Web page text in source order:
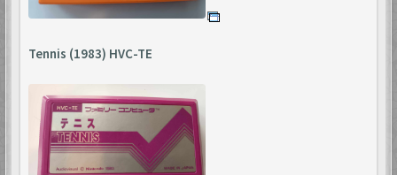
Tennis (1983) HVC-TE